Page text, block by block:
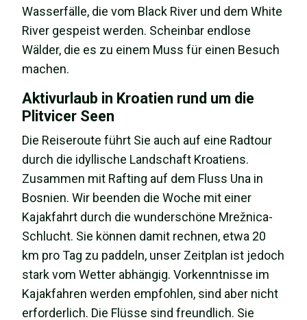
Wasserfälle, die vom Black River und dem White
River gespeist werden. Scheinbar endlose
Wälder, die es zu einem Muss für einen Besuch
machen.
Aktivurlaub in Kroatien rund um die
Plitvicer Seen
Die Reiseroute führt Sie auch auf eine Radtour
durch die idyllische Landschaft Kroatiens.
Zusammen mit Rafting auf dem Fluss Una in
Bosnien. Wir beenden die Woche mit einer
Kajakfahrt durch die wunderschöne Mrežnica-
Schlucht. Sie können damit rechnen, etwa 20
km pro Tag zu paddeln, unser Zeitplan ist jedoch
stark vom Wetter abhängig. Vorkenntnisse im
Kajakfahren werden empfohlen, sind aber nicht
erforderlich. Die Flüsse sind freundlich. Sie